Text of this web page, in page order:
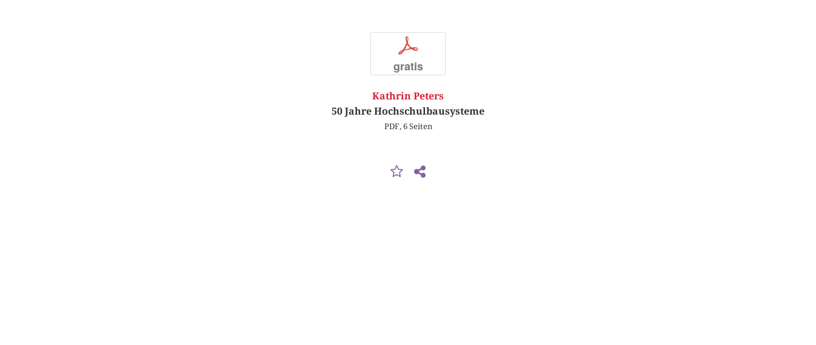
p
gratis
Kathrin Peters
50 Jahre Hochschulbausysteme
PDF, 6 Seiten